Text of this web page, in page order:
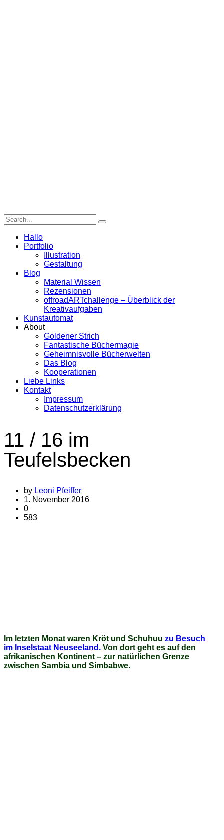
Hallo
Portfolio
Illustration
Gestaltung
Blog
Material Wissen
Rezensionen
offroadARTchallenge – Überblick der
Kreativaufgaben
Kunstautomat
About
Goldener Strich
Fantastische Büchermagie
Geheimnisvolle Bücherwelten
Das Blog
Kooperationen
Liebe Links
Kontakt
Impressum
Datenschutzerklärung
11 / 16 im
Teufelsbecken
by Leoni Pfeiffer
1. November 2016
0
583
Im letzten Monat waren Kröt und Schuhuu zu Besuch
im Inselstaat Neuseeland. Von dort geht es auf den
afrikanischen Kontinent – zur natürlichen Grenze
zwischen Sambia und Simbabwe.